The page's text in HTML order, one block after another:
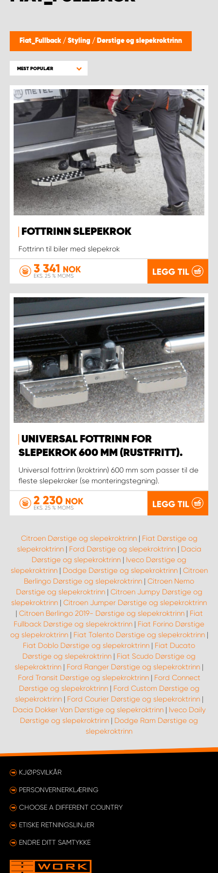
Fiat_Fullback / Styling / Dørstige og slepekroktrinn
MEST POPULÆR
FOTTRINN SLEPEKROK
Fottrinn til biler med slepekrok
3 341 NOK
EKS. 25 % MOMS LEGG TIL
UNIVERSAL FOTTRINN FOR
SLEPEKROK 600 MM (RUSTFRITT).
Universal fottrinn (kroktrinn) 600 mm som passer til de
fleste slepekroker (se monteringstegning).
2 230 NOK
EKS. 25 % MOMS LEGG TIL
Citroen Dørstige og slepekroktrinn| Fiat Dørstige og
slepekroktrinn| Ford Dørstige og slepekroktrinn| Dacia
Dørstige og slepekroktrinn | Iveco Dørstige og
slepekroktrinn| Dodge Dørstige og slepekroktrinn| Citroen
Berlingo Dørstige og slepekroktrinn | Citroen Nemo
Dørstige og slepekroktrinn| Citroen Jumpy Dørstige og
slepekroktrinn | Citroen Jumper Dørstige og slepekroktrinn
| Citroen Berlingo 2019- Dørstige og slepekroktrinn| Fiat
Fullback Dørstige og slepekroktrinn | Fiat Forino Dørstige
og slepekroktrinn| Fiat Talento Dørstige og slepekroktrinn|
Fiat Doblo Dørstige og slepekroktrinn | Fiat Ducato
Dørstige og slepekroktrinn | Fiat Scudo Dørstige og
slepekroktrinn | Ford Ranger Dørstige og slepekroktrinn |
Ford Transit Dørstige og slepekroktrinn| Ford Connect
Dørstige og slepekroktrinn| Ford Custom Dørstige og
slepekroktrinn| Ford Courier Dørstige og slepekroktrinn|
Dacia Dokker Van Dørstige og slepekroktrinn| Iveco Daily
Dørstige og slepekroktrinn | Dodge Ram Dørstige og
slepekroktrinn
KJØPSVILKÅR
PERSONVERNERKLÆRING
CHOOSE A DIFFERENT COUNTRY
ETISKE RETNINGSLINJER
ENDRE DITT SAMTYKKE
WORK SYSTEM BERGEN
WORK SYSTEM HAMAR
WORK SYSTEM KEY ACCOUNT
WORK SYSTEM NORWAY
WORK SYSTEM OSLO
WORK SYSTEM STAVANGER
WORK SYSTEM TRONDHEIM